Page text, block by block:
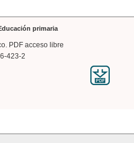
primaria
PDF acceso libre
423-2